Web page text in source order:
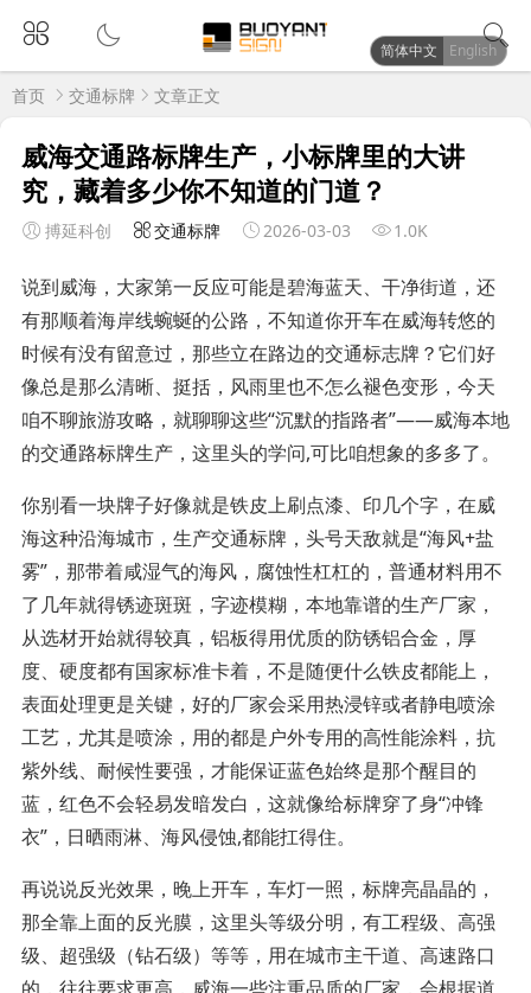
首页 交通标牌 文章正文
威海交通路标牌生产，小标牌里的大讲
究，藏着多少你不知道的门道？
搏延科创 交通标牌 2026-03-03 1.0K
说到威海，大家第一反应可能是碧海蓝天、干净街道，还
有那顺着海岸线蜿蜒的公路，不知道你开车在威海转悠的
时候有没有留意过，那些立在路边的交通标志牌？它们好
像总是那么清晰、挺括，风雨里也不怎么褪色变形，今天
咱不聊旅游攻略，就聊聊这些“沉默的指路者”——威海本地
的交通路标牌生产，这里头的学问,可比咱想象的多多了。
你别看一块牌子好像就是铁皮上刷点漆、印几个字，在威
海这种沿海城市，生产交通标牌，头号天敌就是“海风+盐
雾”，那带着咸湿气的海风，腐蚀性杠杠的，普通材料用不
了几年就得锈迹斑斑，字迹模糊，本地靠谱的生产厂家，
从选材开始就得较真，铝板得用优质的防锈铝合金，厚
度、硬度都有国家标准卡着，不是随便什么铁皮都能上，
表面处理更是关键，好的厂家会采用热浸锌或者静电喷涂
工艺，尤其是喷涂，用的都是户外专用的高性能涂料，抗
紫外线、耐候性要强，才能保证蓝色始终是那个醒目的
蓝，红色不会轻易发暗发白，这就像给标牌穿了身“冲锋
衣”，日晒雨淋、海风侵蚀,都能扛得住。
再说说反光效果，晚上开车，车灯一照，标牌亮晶晶的，
那全靠上面的反光膜，这里头等级分明，有工程级、高强
级、超强级（钻石级）等等，用在城市主干道、高速路口
简体中文 English